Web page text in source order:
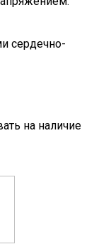
сердечно-
на наличие